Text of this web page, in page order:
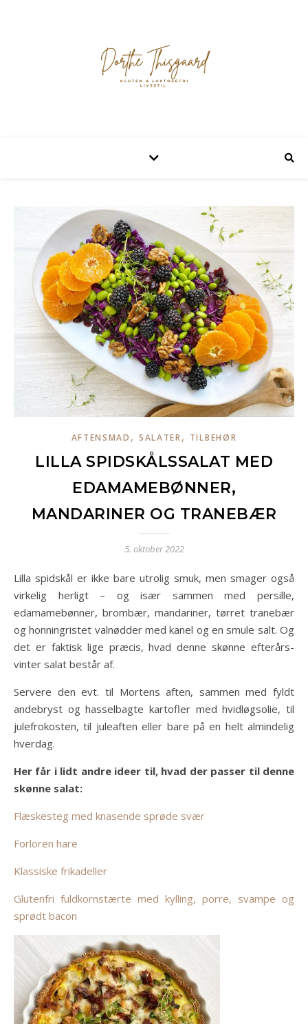
AFTENSMAD , SALATER, TILBEHØR
LILLA SPIDSKÅLSSALAT MED
EDAMAMEBØNNER,
MANDARINER OG TRANEBÆR
5. oktober 2022
Lilla spidskål er ikke bare utrolig smuk, men smager også
virkelig herligt – og især sammen med persille,
edamamebønner, brombær, mandariner, tørret tranebær
og honningristet valnødder med kanel og en smule salt. Og
det er faktisk lige præcis, hvad denne skønne efterårs-
vinter salat består af.
Servere den evt. til Mortens aften, sammen med fyldt
andebryst og hasselbagte kartofler med hvidløgsolie, til
julefrokosten, til juleaften eller bare på en helt almindelig
hverdag.
Her får i lidt andre ideer til, hvad der passer til denne
skønne salat:
Flæskesteg med knasende sprøde svær
Forloren hare
Klassiske frikadeller
Glutenfri fuldkornstærte med kylling, porre, svampe og
sprødt bacon